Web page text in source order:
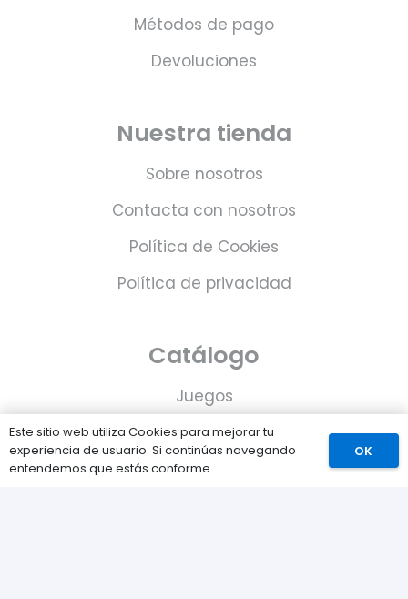
Métodos de pago
Devoluciones
Nuestra tienda
Sobre nosotros
Contacta con nosotros
Política de Cookies
Política de privacidad
Catálogo
Juegos
Consolas
Accesorios para tu PS5
Este sitio web utiliza Cookies para mejorar tu
experiencia de usuario. Si continúas navegando
entendemos que estás conforme.
OK